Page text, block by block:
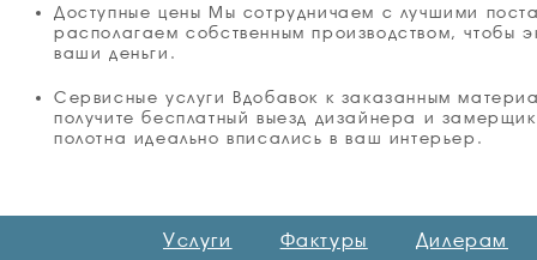
Доступные цены Мы сотрудничаем с лучшими
располагаем собственным производством, чтобы
ваши деньги.
Сервисные услуги Вдобавок к заказанным
получите бесплатный выезд дизайнера и
полотна идеально вписались в ваш интерьер.
Услуги Фактуры Дилерам